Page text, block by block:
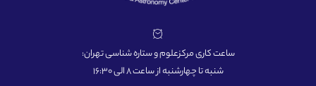
ساعت کاری مرکزعلوم و ستاره شناسی تهران:
شنبه تا چهارشنبه از ساعت 8 الی 16:30